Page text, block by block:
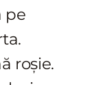
pe
roșie.